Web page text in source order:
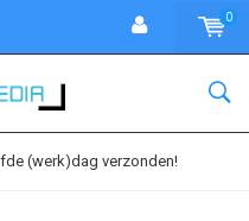
0
(werk)dag verzonden!